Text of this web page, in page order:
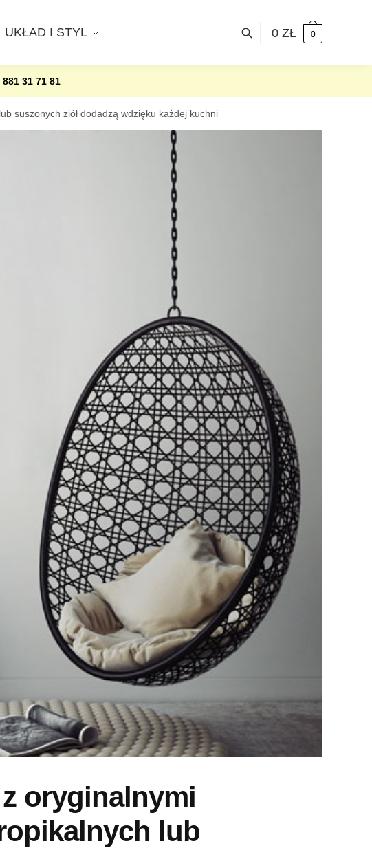
UKŁAD I STYL 0 ZŁ 0
31 71 81
suszonych ziół dodadzą wdzięku każdej kuchni
oryginalnymi
lub